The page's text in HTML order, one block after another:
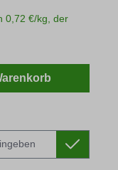
0,72 €/kg, der